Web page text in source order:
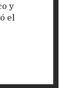
y
el